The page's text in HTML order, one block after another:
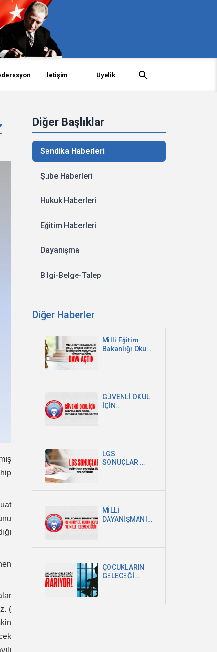
İletişim Üyelik
Diğer Başlıklar
Sendika Haberleri
Şube Haberleri
Hukuk Haberleri
Eğitim Haberleri
Dayanışma
Bilgi-Belge-Talep
Diğer Haberler
Milli Eğitim
Bakanlığı Okul
Dava Açtık
GÜVENLİ OKUL
İÇİN
ŞARTTIR
LGS
SONUÇLARI
MİLLİ
DAYANIŞMANIN
MİLLET
EGEMENLİĞİDİR
ÇOCUKLARIN
GELECEĞİ
(